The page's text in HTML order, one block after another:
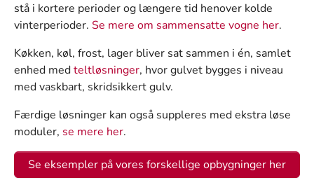
stå i kortere perioder og længere tid henover kolde
vinterperioder. Se mere om sammensatte vogne her.
Køkken, køl, frost, lager bliver sat sammen i én, samlet
enhed medteltløsninger, hvor gulvet bygges i niveau
med vaskbart, skridsikkert gulv.
Færdige løsninger kan også suppleres med ekstra løse
moduler, se mere her.
Se eksempler på vores forskellige opbygninger her